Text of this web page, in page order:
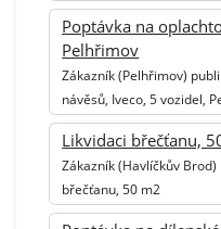
Poptávka na
Pelhřimov
Zákazník (Pelhřimov)
návěsů, Iveco, 5 vozidel,
Likvidaci břečťanu,
Zákazník (Havlíčkův
břečťanu, 50 m2